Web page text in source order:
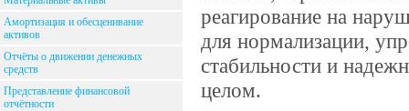
Амортизация и обесценивание
активов
Отчёты о движении денежных
средств
Представление финансовой
отчётности
реагирование на
для нормализации,
стабильности и
целом.